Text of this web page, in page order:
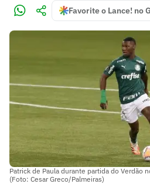
Favorite o Lance! no
Patrick de Paula durante partida do Verdão
(Foto: Cesar Greco/Palmeiras)